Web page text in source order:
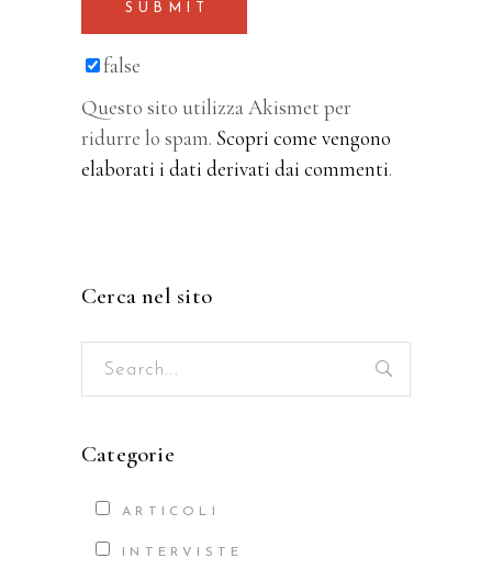
SUBMIT
false
Questo sito utilizza Akismet per
ridurre lo spam. Scopri come vengono
elaborati i dati derivati dai commenti.
Cerca nel sito
Search
Categorie
ARTICOLI
INTERVISTE